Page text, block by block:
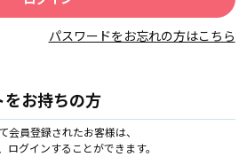
パスワードをお忘れの方はこちら
お持ちの方
員登録されたお客様は、
グインすることができます。